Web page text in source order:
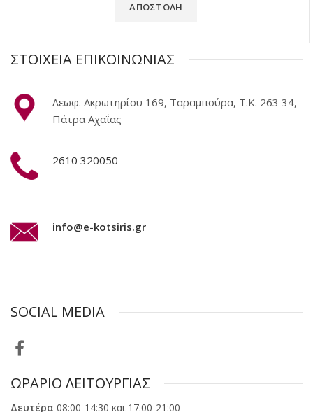
ΣΤΟΙΧΕΙΑ ΕΠΙΚΟΙΝΩΝΙΑΣ
Λεωφ. Ακρωτηρίου 169, Ταραμπούρα, Τ.Κ. 263 34,
Πάτρα Αχαΐας
2610 320050
info@e-kotsiris.gr
SOCIAL MEDIA
ΩΡΑΡΙΟ ΛΕΙΤΟΥΡΓΙΑΣ
Δευτέρα 08:00-14:30 και 17:00-21:00